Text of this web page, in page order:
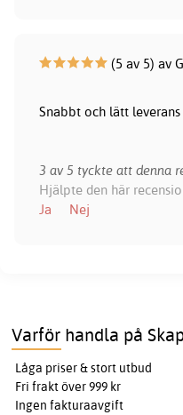
(5 av 5) av
Snabbt och lätt leverans
3 av 5 tyckte att denna
Hjälpte den här
Ja
Nej
Varför handla på
Låga priser & stort utbud
Fri frakt över 999 kr
Ingen fakturaavgift